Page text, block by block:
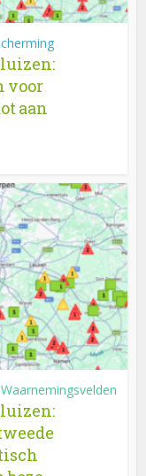
voor
aan
Waarnemingsvelden